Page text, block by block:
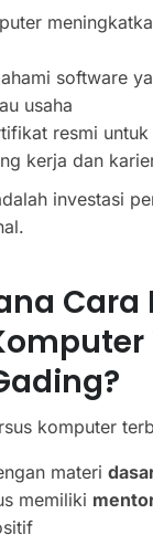
software
usaha
resmi
kerja dan
investasi
Cara
komputer
materi
memiliki